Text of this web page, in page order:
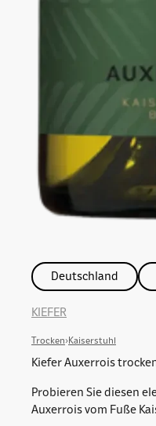
Deutschland
KIEFER
Trocken›Kaiserstuhl
Kiefer Auxerrois
Probieren Sie diesen
Auxerrois vom Fuße